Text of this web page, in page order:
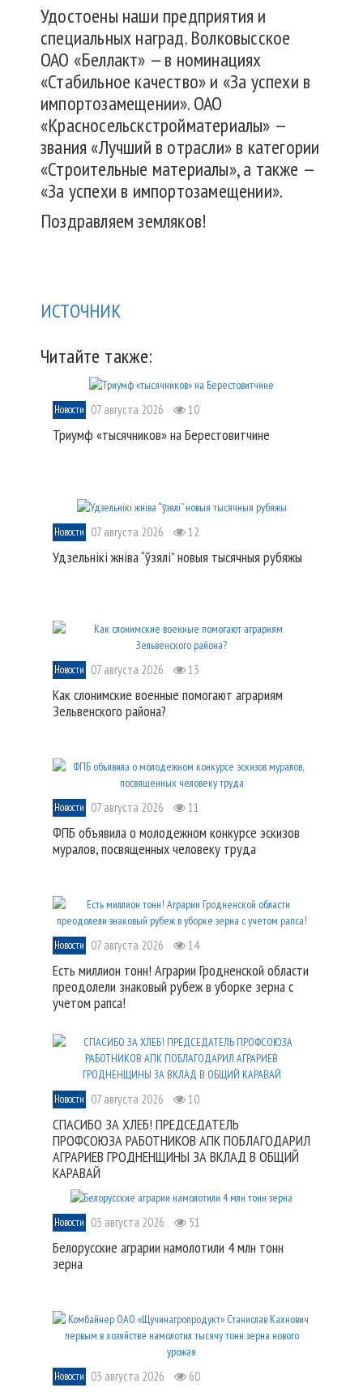
Удостоены наши предприятия и
специальных наград. Волковысское
ОАО «Беллакт» — в номинациях
«Стабильное качество» и «За успехи в
импортозамещении». ОАО
«Красносельскстройматериалы» —
звания «Лучший в отрасли» в категории
«Строительные материалы», а также —
«За успехи в импортозамещении».
Поздравляем земляков!
ИСТОЧНИК
Читайте также:
Новости 07 августа 2026 10
Триумф «тысячников» на Берестовитчине
Новости 07 августа 2026 12
Удзельнікі жніва “ўзялі” новыя тысячныя рубяжы
Новости 07 августа 2026 13
Как слонимские военные помогают аграриям
Зельвенского района?
Новости 07 августа 2026 11
ФПБ объявила о молодежном конкурсе эскизов
муралов, посвященных человеку труда
Новости 07 августа 2026 14
Есть миллион тонн! Аграрии Гродненской области
преодолели знаковый рубеж в уборке зерна с
учетом рапса!
Новости 07 августа 2026 10
СПАСИБО ЗА ХЛЕБ! ПРЕДСЕДАТЕЛЬ
ПРОФСОЮЗА РАБОТНИКОВ АПК ПОБЛАГОДАРИЛ
АГРАРИЕВ ГРОДНЕНЩИНЫ ЗА ВКЛАД В ОБЩИЙ
КАРАВАЙ
Новости 03 августа 2026 51
Белорусские аграрии намолотили 4 млн тонн
зерна
Новости 03 августа 2026 60